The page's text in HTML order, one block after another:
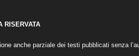
RISERVATA
anche parziale dei testi pubblicati senza